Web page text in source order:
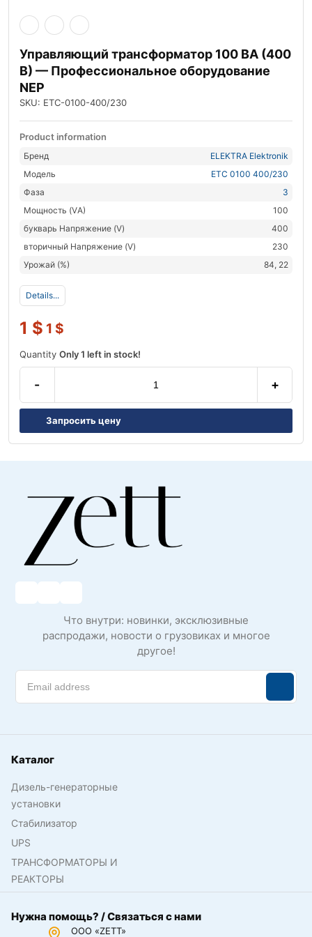
Управляющий трансформатор 100 ВА (400
В) — Профессиональное оборудование
NEP
SKU: ETC-0100-400/230
Product information
Бренд
ELEKTRA Elektronik
Модель
ETC 0100 400/230
Фаза
3
Мощность (VА)
100
букварь Напряжение (V)
400
вторичный Напряжение (V)
230
Урожай (%)
84, 22
Details...
1 $ 1 $
Quantity Only 1 left in stock!
- +
Запросить цену
Что внутри: новинки, эксклюзивные
распродажи, новости о грузовиках и многое
другое!
Каталог
Дизель-генераторные
установки
Стабилизатор
UPS
ТРАНСФОРМАТОРЫ И
РЕАКТОРЫ
Нужна помощь? / Связаться с нами
ООО «ZETT»